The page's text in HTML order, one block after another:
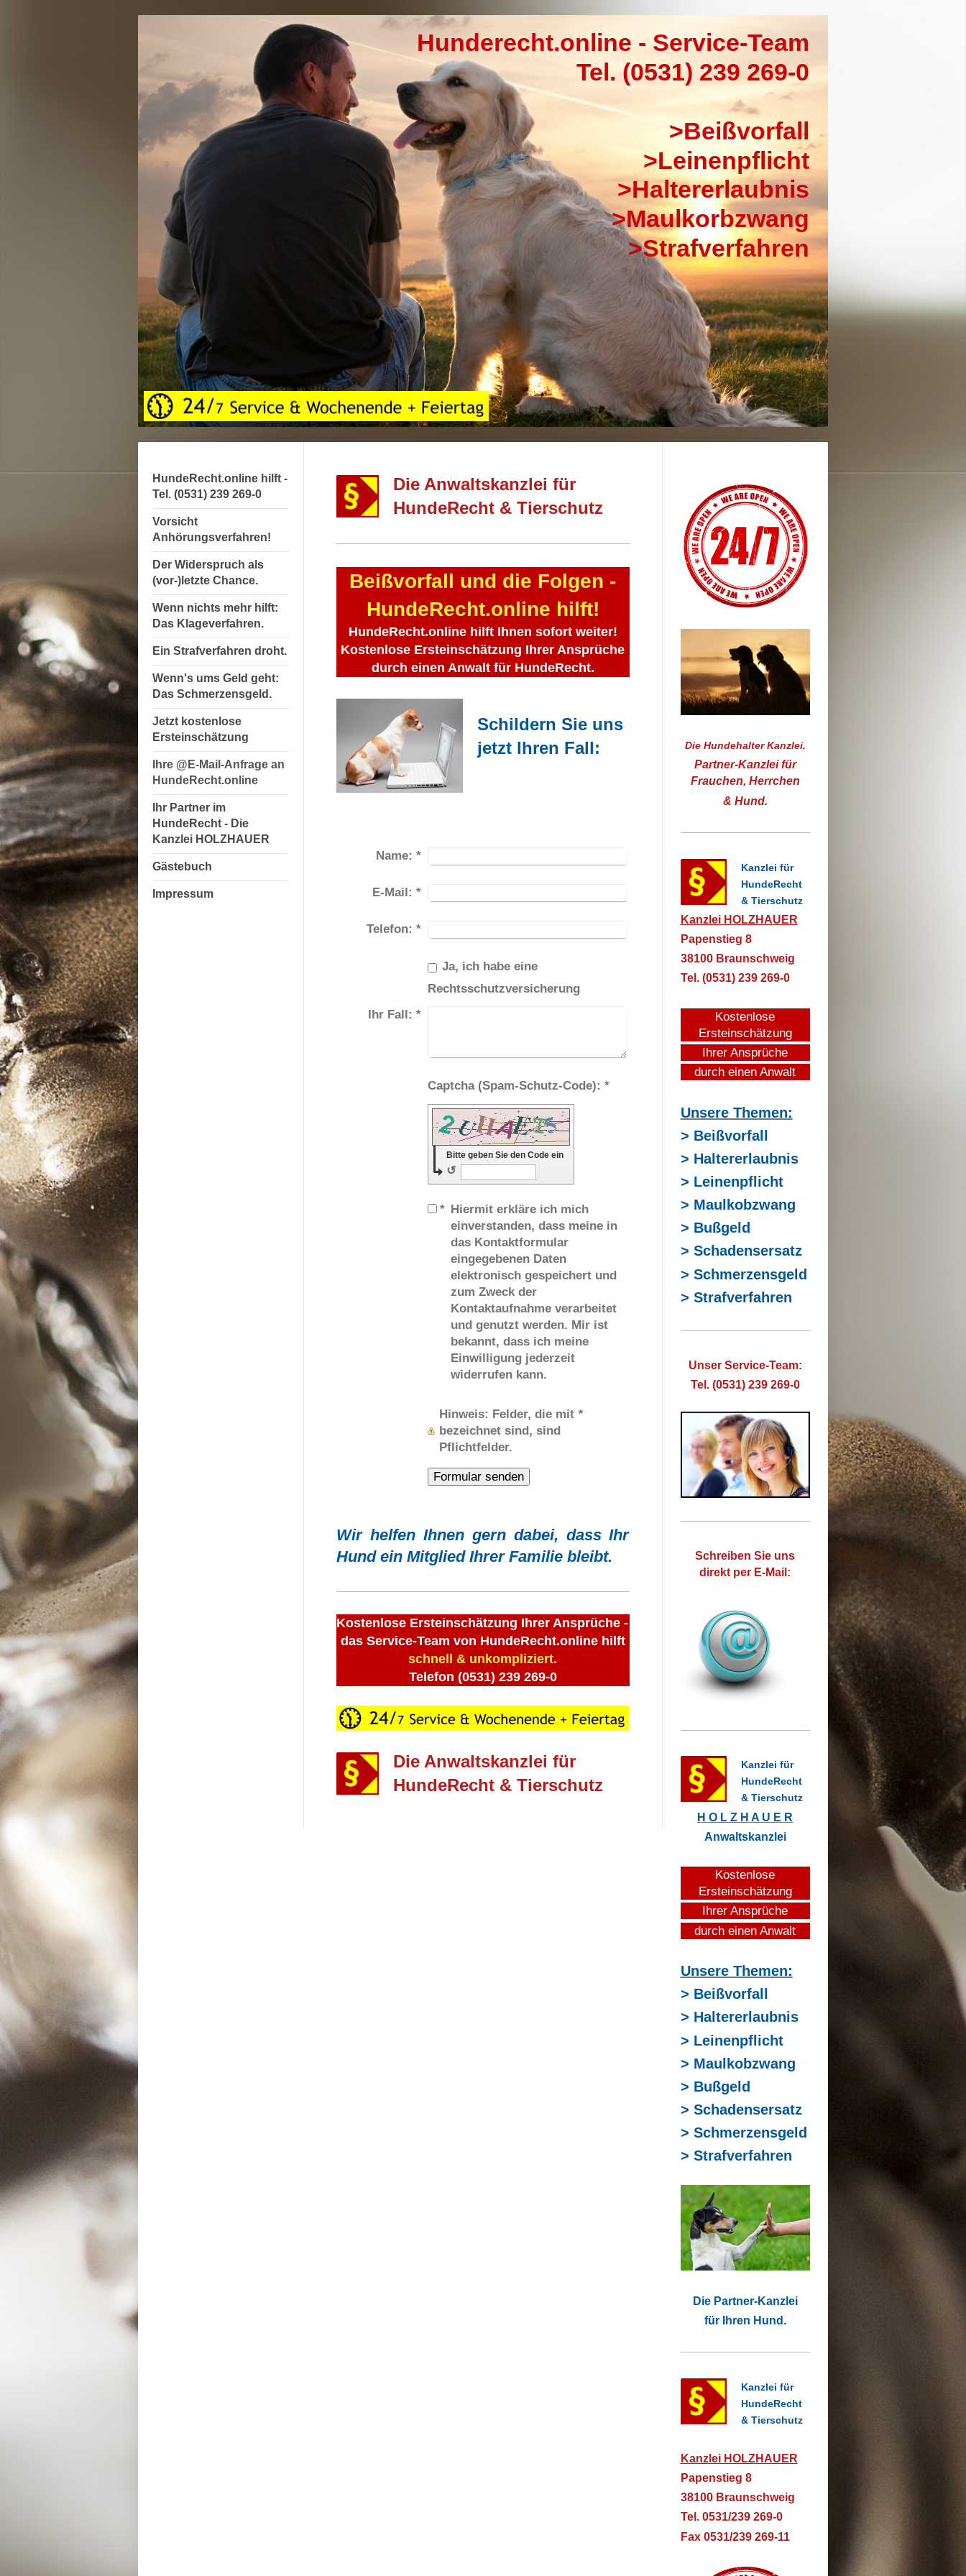
Hunderecht.online - Service-Team
Tel. (0531) 239 269-0
>Beißvorfall
>Leinenpflicht
>Haltererlaubnis
>Maulkorbzwang
>Strafverfahren
HundeRecht.online hilft -
Tel. (0531) 239 269-0
Vorsicht
Anhörungsverfahren!
Der Widerspruch als
(vor-)letzte Chance.
Wenn nichts mehr hilft:
Das Klageverfahren.
Ein Strafverfahren droht.
Wenn's ums Geld geht:
Das Schmerzensgeld.
Jetzt kostenlose
Ersteinschätzung
Ihre @E-Mail-Anfrage an
HundeRecht.online
Ihr Partner im
HundeRecht - Die
Kanzlei HOLZHAUER
Gästebuch
Impressum
Die Anwaltskanzlei für
HundeRecht & Tierschutz
Beißvorfall und die Folgen -
HundeRecht.online hilft!
HundeRecht.online hilft Ihnen sofort weiter!
Kostenlose Ersteinschätzung Ihrer Ansprüche
durch einen Anwalt für HundeRecht.
Schildern Sie uns
jetzt Ihren Fall:
Name: *
E-Mail: *
Telefon: *
Ja, ich habe eine
Rechtsschutzversicherung
Ihr Fall: *
Captcha (Spam-Schutz-Code): *
Bitte geben Sie den Code ein
↺
* Hiermit erkläre ich mich
einverstanden, dass meine in
das Kontaktformular
eingegebenen Daten
elektronisch gespeichert und
zum Zweck der
Kontaktaufnahme verarbeitet
und genutzt werden. Mir ist
bekannt, dass ich meine
Einwilligung jederzeit
widerrufen kann.
Hinweis : Felder, die mit *
bezeichnet sind, sind
Pflichtfelder.
Wir helfen Ihnen gern dabei, dass Ihr
Hund ein Mitglied Ihrer Familie bleibt.
Kostenlose Ersteinschätzung Ihrer Ansprüche -
das Service-Team von HundeRecht.online hilft
schnell & unkompliziert.
Telefon (0531) 239 269-0
Die Anwaltskanzlei für
HundeRecht & Tierschutz
Die Hundehalter Kanzlei.
Partner-Kanzlei für
Frauchen, Herrchen
& Hund.
Kanzlei für
HundeRecht
& Tierschutz
Kanzlei HOLZHAUER
Papenstieg 8
38100 Braunschweig
Tel. (0531) 239 269-0
Kostenlose
Ersteinschätzung
Ihrer Ansprüche
durch einen Anwalt
Unsere Themen:
> Beißvorfall
> Haltererlaubnis
> Leinenpflicht
> Maulkobzwang
> Bußgeld
> Schadensersatz
> Schmerzensgeld
> Strafverfahren
Unser Service-Team:
Tel. (0531) 239 269-0
Schreiben Sie uns
direkt per E-Mail:
Kanzlei für
HundeRecht
& Tierschutz
H O L Z H A U E R
Anwaltskanzlei
Kostenlose
Ersteinschätzung
Ihrer Ansprüche
durch einen Anwalt
Unsere Themen:
> Beißvorfall
> Haltererlaubnis
> Leinenpflicht
> Maulkobzwang
> Bußgeld
> Schadensersatz
> Schmerzensgeld
> Strafverfahren
Die Partner-Kanzlei
für Ihren Hund.
Kanzlei für
HundeRecht
& Tierschutz
Kanzlei HOLZHAUER
Papenstieg 8
38100 Braunschweig
Tel. 0531/239 269-0
Fax 0531/239 269-11